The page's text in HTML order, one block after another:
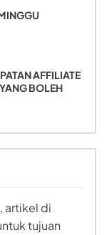
AFFILIATE
BOLEH
artikel di
tujuan